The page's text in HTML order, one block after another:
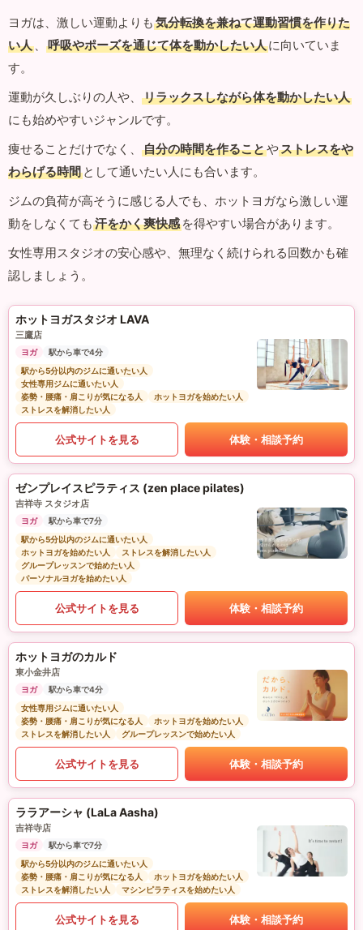
ヨガは、激しい運動よりも 気分転換を兼ねて運動習慣を作りた
い人 、 呼吸やポーズを通じて体を動かしたい人に向いていま
す。
運動が久しぶりの人や、
リラックスしながら体を動かしたい人
にも始めやすいジャンルです。
痩せることだけでなく、
自分の時間を作ることやストレスをや
わらげる時間 として通いたい人にも合います。
ジムの負荷が高そうに感じる人でも、ホットヨガなら激しい運
動をしなくても 汗をかく爽快感 を得やすい場合があります。
女性専用スタジオの安心感や、無理なく続けられる回数かも確
認しましょう。
ホットヨガスタジオ LAVA
三鷹店
ヨガ
駅から車で4分
駅から5分以内のジムに通いたい人
女性専用ジムに通いたい人
姿勢・腰痛・肩こりが気になる人
ホットヨガを始めたい人
ストレスを解消したい人
公式サイトを見る 体験・相談予約
ゼンプレイスピラティス (zen place pilates)
吉祥寺 スタジオ店
ヨガ
駅から車で7分
駅から5分以内のジムに通いたい人
ホットヨガを始めたい人
ストレスを解消したい人
グループレッスンで始めたい人
パーソナルヨガを始めたい人
公式サイトを見る 体験・相談予約
ホットヨガのカルド
東小金井店
ヨガ
駅から車で4分
女性専用ジムに通いたい人
姿勢・腰痛・肩こりが気になる人
ホットヨガを始めたい人
ストレスを解消したい人
グループレッスンで始めたい人
公式サイトを見る 体験・相談予約
ララアーシャ (LaLa Aasha)
吉祥寺店
ヨガ
駅から車で7分
駅から5分以内のジムに通いたい人
姿勢・腰痛・肩こりが気になる人
ホットヨガを始めたい人
ストレスを解消したい人
マシンピラティスを始めたい人
公式サイトを見る 体験・相談予約